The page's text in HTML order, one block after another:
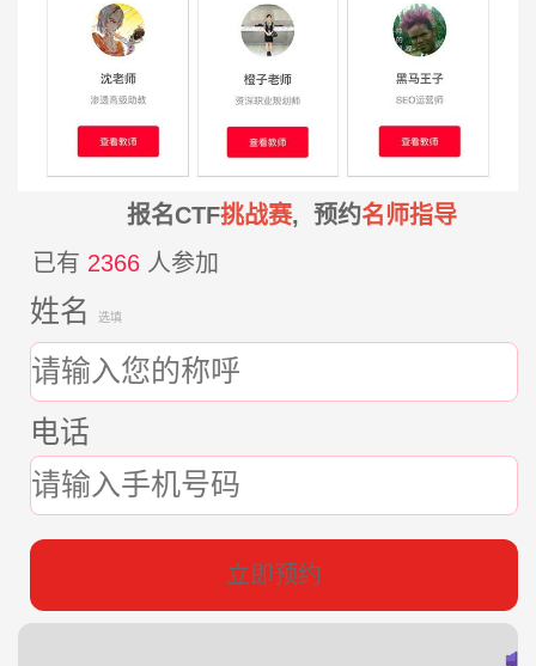
报名CTF挑战赛, 预约名师指导
已有 2366 人参加
姓名 选填
电话
立即预约